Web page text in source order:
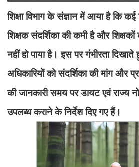
शिक्षा विभाग के संज्ञान में आया है कि कई
शिक्षक संदर्शिका की कमी है और
नहीं हो पाया है। इस पर गंभीरता दिखाते
अधिकारियों को संदर्शिका की मांग और
की जानकारी समय पर डायट एवं राज्य
उपलब्ध कराने के निर्देश दिए गए हैं।